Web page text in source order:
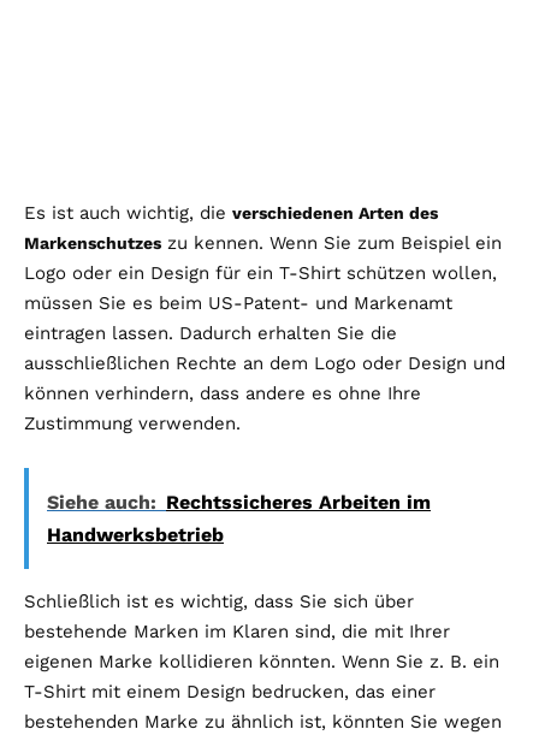
Es ist auch wichtig, die verschiedenen Arten des
Markenschutzes zu kennen. Wenn Sie zum Beispiel ein
Logo oder ein Design für ein T-Shirt schützen wollen,
müssen Sie es beim US-Patent- und Markenamt
eintragen lassen. Dadurch erhalten Sie die
ausschließlichen Rechte an dem Logo oder Design und
können verhindern, dass andere es ohne Ihre
Zustimmung verwenden.
Siehe auch: Rechtssicheres Arbeiten im
Handwerksbetrieb
Schließlich ist es wichtig, dass Sie sich über
bestehende Marken im Klaren sind, die mit Ihrer
eigenen Marke kollidieren könnten. Wenn Sie z. B. ein
T-Shirt mit einem Design bedrucken, das einer
bestehenden Marke zu ähnlich ist, könnten Sie wegen